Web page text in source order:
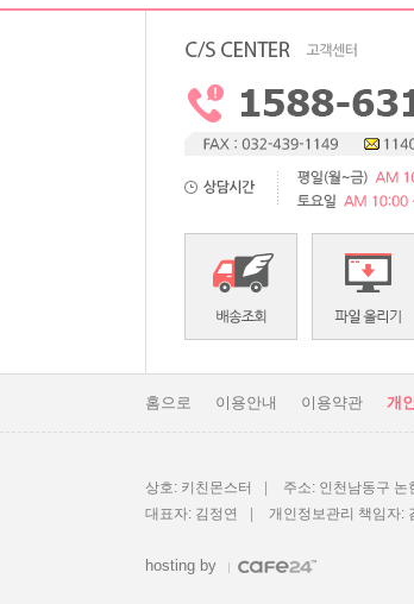
홈으로 이용안내 이용약관 개
상호: 키친몬스터 주소: 인천남동구 논
대표자: 김정연
개인정보관리 책임자:
hosting by